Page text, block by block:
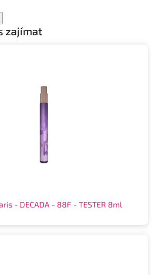
zajímat
- DECADA - 88F - TESTER 8ml